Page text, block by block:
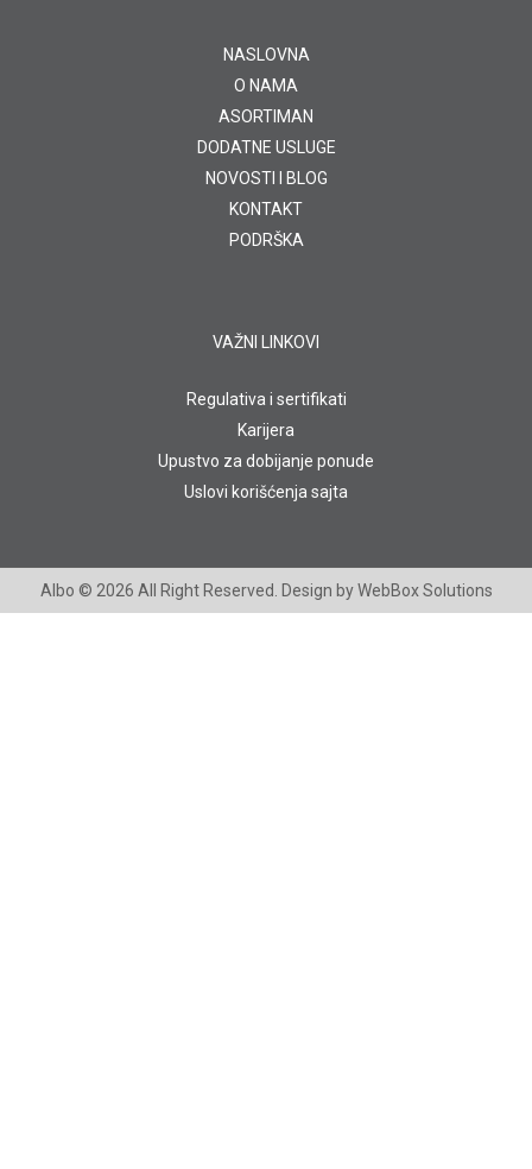
NASLOVNA
O NAMA
ASORTIMAN
DODATNE USLUGE
NOVOSTI I BLOG
KONTAKT
PODRŠKA
VAŽNI LINKOVI
Regulativa i sertifikati
Karijera
Upustvo za dobijanje ponude
Uslovi korišćenja sajta
Albo © 2026 All Right Reserved. Design byWebBox Solutions